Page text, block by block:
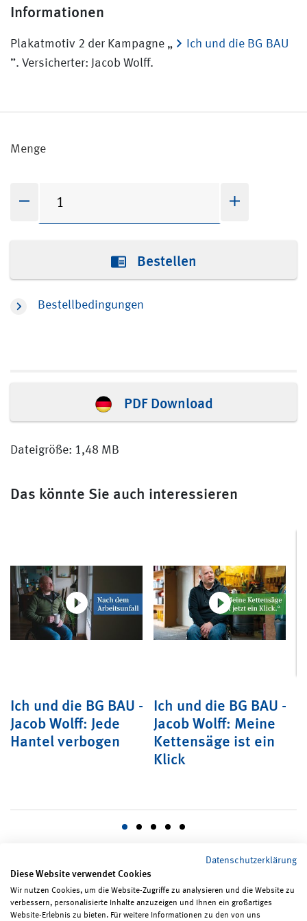
Informationen
Plakatmotiv 2 der Kampagne „
Ich und die BG BAU
”. Versicherter: Jacob Wolff.
Menge
Bestellen
Bestellbedingungen
PDF Download
Dateigröße: 1,48 MB
Das könnte Sie auch interessieren
Ich und die BG BAU -
Jacob Wolff: Jede
Hantel verbogen
Ich und die BG BAU -
Jacob Wolff: Meine
Kettensäge ist ein
Klick
Seite teilen Seite drucken
Datenschutzerklärung
Diese Website verwendet Cookies
Wir nutzen Cookies, um die Website-Zugriffe zu analysieren und die Website zu
verbessern, personalisierte Inhalte anzuzeigen und Ihnen ein großartiges
Website-Erlebnis zu bieten. Für weitere Informationen zu den von uns